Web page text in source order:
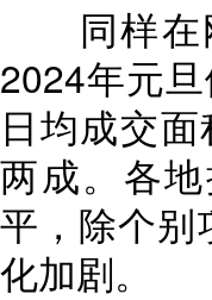
同样在
2024年元
日均成交
两成。各
平，除个别
化加剧。